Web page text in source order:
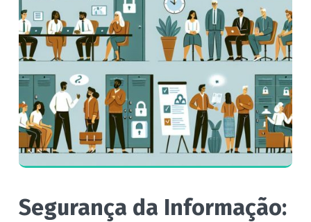
Segurança da Informação: